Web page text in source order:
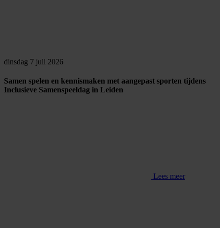
dinsdag 7 juli 2026
Samen spelen en kennismaken met aangepast sporten tijdens
Inclusieve Samenspeeldag in Leiden
Lees meer